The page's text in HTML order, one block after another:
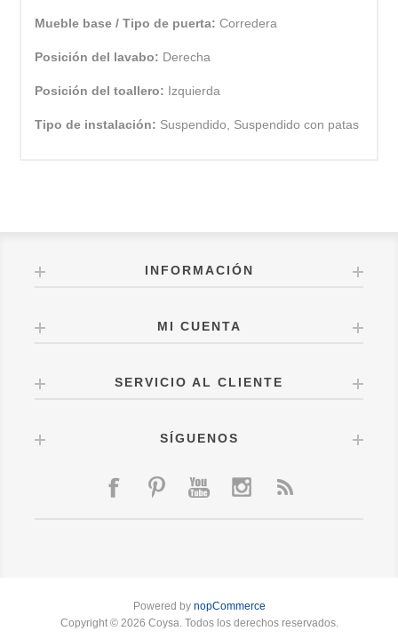
Mueble base / Tipo de puerta:Corredera
Posición del lavabo: Derecha
Posición del toallero: Izquierda
Tipo de instalación: Suspendido, Suspendido con patas
INFORMACIÓN
MI CUENTA
SERVICIO AL CLIENTE
SÍGUENOS
Powered by nopCommerce
Copyright © 2026 Coysa. Todos los derechos reservados.